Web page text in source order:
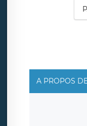
A PROPOS